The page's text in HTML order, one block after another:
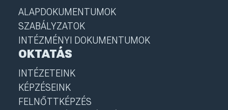
ALAPDOKUMENTUMOK
SZABÁLYZATOK
INTÉZMÉNYI DOKUMENTUMOK
OKTATÁS
INTÉZETEINK
KÉPZÉSEINK
FELNŐTTKÉPZÉS